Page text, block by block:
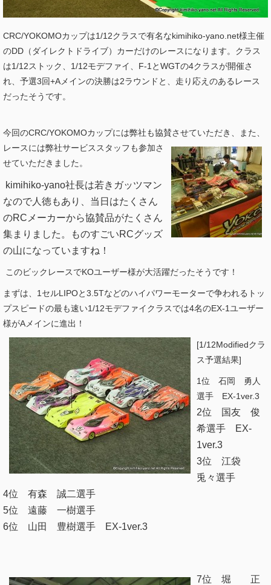
CRC/YOKOMOカップは1/12クラスで有名なkimihiko-yano.net様主催
のDD（ダイレクトドライブ）カーだけのレースになります。クラス
は1/12ストック、1/12モデファイ、F-1とWGTの4クラスが開催さ
れ、予選3回+Aメインの決勝は2ラウンドと、走り応えのあるレース
だったそうです。
今回のCRC/YOKOMOカップには弊社も協賛させていただき、
また、
レースには弊社サービススタッフも参加さ
せていただきました。
kimihiko-yano社長は若きガッツマン
なので 人徳もあり、当日はたくさん
のRCメーカーから協賛品がたくさん
集まりました。ものすごいRCグッズ
の山になっていますね！
このビックレースでKOユーザー様が大活躍だったそうです！
まずは、1セルLIPOと3.5Tなどのハイパワーモーターで争われるトッ
プスピードの最も速い1/12モデファイクラスでは4名のEX-1ユーザー
様がAメインに進出！
[1/12Modifiedクラ
ス予選結果]
1位 石岡 勇人
選手 EX-1ver.3
2位 国友 俊
希選手 EX-
1ver.3
3位 江袋
兎々選手
4位 有森 誠二選手
5位 遠藤 一樹選手
6位 山田 豊樹選手 EX-1ver.3
7位 堀 正